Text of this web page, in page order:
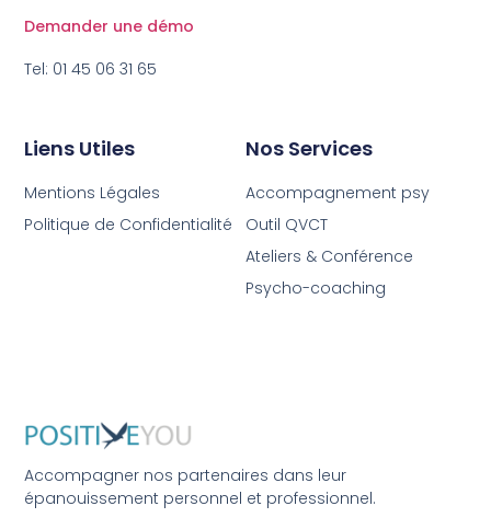
Accompagner nos partenaires dans leur
épanouissement personnel et professionnel.
Nos Services
Accompagnement psy
Outil QVCT
Ateliers & Conférence
Psycho-coaching
Liens Utiles
Mentions Légales
Politique de Confidentialité
Demander une démo
Tel: 01 45 06 31 65